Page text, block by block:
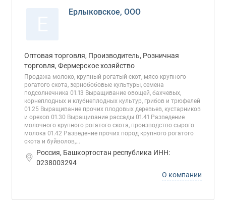
Ерлыковское, ООО
Оптовая торговля, Производитель, Розничная
торговля, Фермерское хозяйство
Продажа молоко, крупный рогатый скот, мясо крупного
рогатого скота, зернобобовые культуры, семена
подсолнечника 01.13 Выращивание овощей, бахчевых,
корнеплодных и клубнеплодных культур, грибов и трюфелей
01.25 Выращивание прочих плодовых деревьев, кустарников
и орехов 01.30 Выращивание рассады 01.41 Разведение
молочного крупного рогатого скота, производство сырого
молока 01.42 Разведение прочих пород крупного рогатого
скота и буйволов,...
Россия, Башкортостан республика ИНН:
0238003294
О компании